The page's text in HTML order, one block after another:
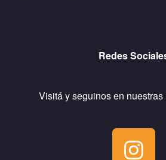
Redes
Visitá y seguinos en